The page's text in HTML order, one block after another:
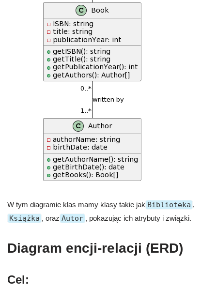
W tym diagramie klas mamy klasy takie jak Biblioteka ,
Książka , oraz Autor , pokazując ich atrybuty i związki.
Diagram encji-relacji (ERD)
Cel: